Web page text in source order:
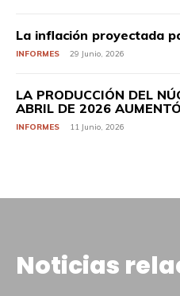
La inflación proyectada
INFORMES 29 Junio, 2026
LA PRODUCCIÓN DEL
ABRIL DE 2026
INFORMES 11 Junio, 2026
Noticias